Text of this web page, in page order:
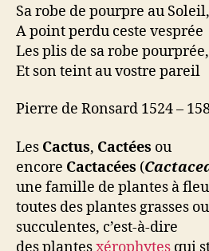
Sa robe de pourpre au Soleil,
A point perdu ceste vesprée
Les plis de sa robe pourprée,
Et son teint au vostre pareil
Pierre de Ronsard 1524 –
Les Cactus, Cactées ou
encore Cactacées (
une famille de plantes à
toutes des plantes grasses
succulentes, c’est-à-dire
des plantesxérophytes qui